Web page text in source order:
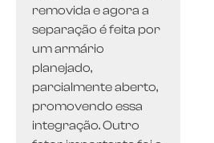
removida e agora a
separação é feita por
um armário
planejado,
parcialmente aberto,
promovendo essa
integração. Outro